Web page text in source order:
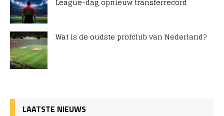
Wat is de oudste profclub van Nederland?
LAATSTE NIEUWS